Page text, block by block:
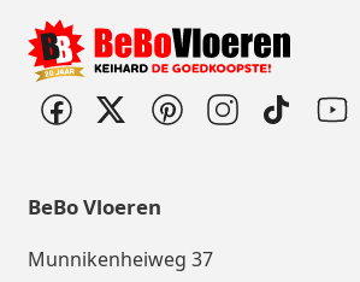
BeBo Vloeren
Munnikenheiweg 37